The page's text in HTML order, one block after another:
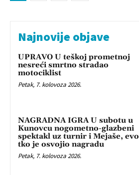
Najnovije objave
UPRAVO U teškoj prometnoj
nesreći smrtno stradao
motociklist
Petak, 7. kolovoza 2026.
NAGRADNA IGRA U subotu u
Kunovcu nogometno-glazbeni
spektakl uz turnir i Mejaše, evo
tko je osvojio nagradu
Petak, 7. kolovoza 2026.